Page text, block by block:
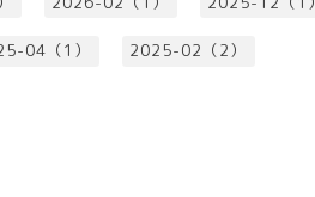
04（1） 2025-02（2）